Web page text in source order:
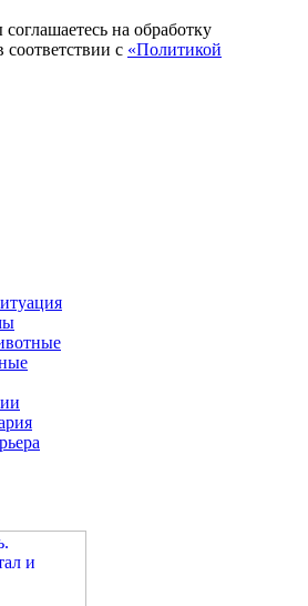
на обработку
с «Политикой